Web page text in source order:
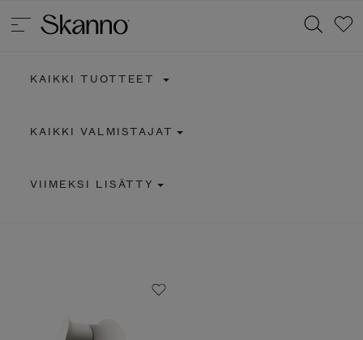
KAIKKI TUOTTEET
KAIKKI VALMISTAJAT
VIIMEKSI LISÄTTY